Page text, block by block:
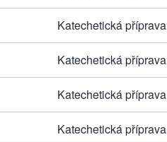
Katechetická příprava
Katechetická příprava
Katechetická příprava
Katechetická příprava